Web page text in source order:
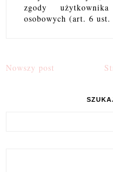
zgody
osobowych (art. 6
Nowszy post